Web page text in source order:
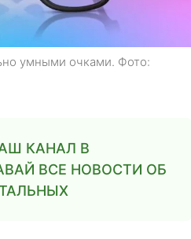
умными очками. Фото:
КАНАЛ В
ВСЕ НОВОСТИ ОБ